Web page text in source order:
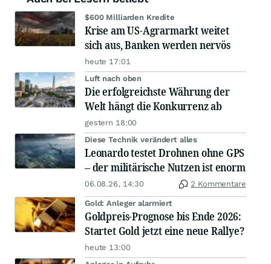
$600 Milliarden Kredite
Krise am US-Agrarmarkt weitet
sich aus, Banken werden nervös
heute 17:01
Luft nach oben
Die erfolgreichste Währung der
Welt hängt die Konkurrenz ab
gestern 18:00
Diese Technik verändert alles
Leonardo testet Drohnen ohne GPS
– der militärische Nutzen ist enorm
06.08.26, 14:30 2 Kommentare
Gold: Anleger alarmiert
Goldpreis-Prognose bis Ende 2026:
Startet Gold jetzt eine neue Rallye?
heute 13:00